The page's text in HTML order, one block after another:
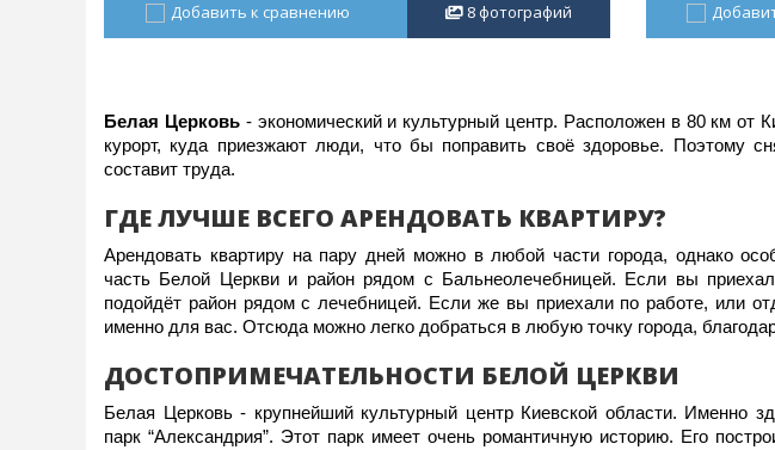
Добавить к сравнению 8фотографий
Белая Церковь - экономический и культурный центр. Расположен в 80 км от
курорт, куда приезжают люди, что бы поправить своё здоровье. Поэтому
составит труда.
ГДЕ ЛУЧШЕ ВСЕГО АРЕНДОВАТЬ КВАРТИРУ?
Арендовать квартиру на пару дней можно в любой части города, однако
часть Белой Церкви и район рядом с Бальнеолечебницей. Если вы
подойдёт район рядом с лечебницей. Если же вы приехали по работе, или
именно для вас. Отсюда можно легко добраться в любую точку города,
ДОСТОПРИМЕЧАТЕЛЬНОСТИ БЕЛОЙ ЦЕРКВИ
Белая Церковь - крупнейший культурный центр Киевской области. Именно
парк “Александрия”. Этот парк имеет очень романтичную историю. Его